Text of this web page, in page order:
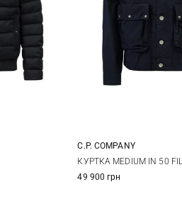
M L
C.P. COMPANY
КУРТКА MEDIUM IN 50
49 900 грн